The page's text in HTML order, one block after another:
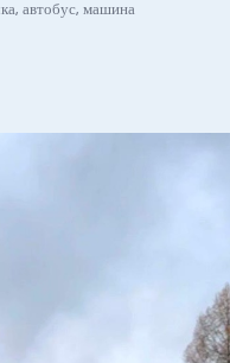
автобус, машина